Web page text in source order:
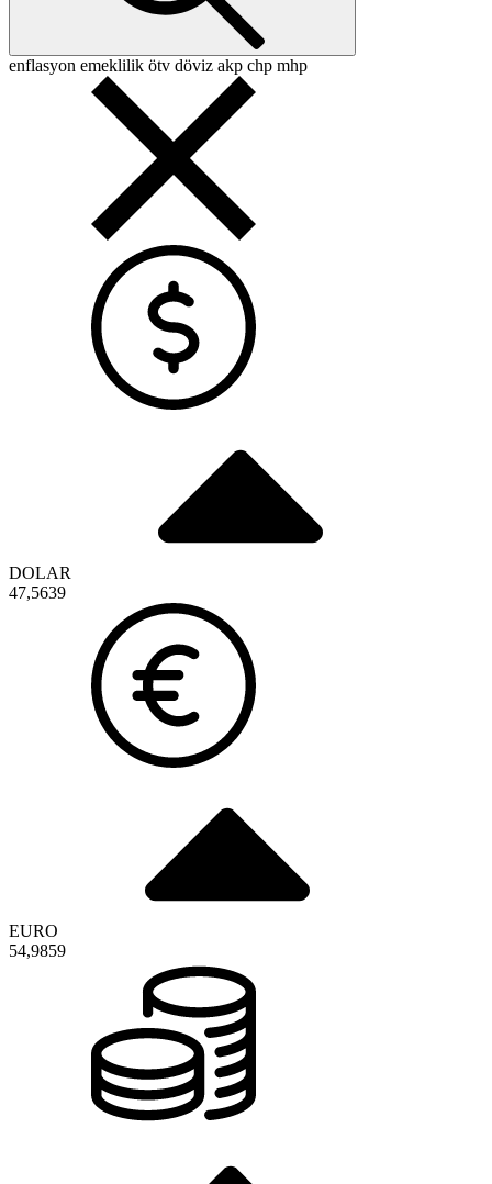
enflasyon emeklilik ötv döviz akp chp mhp
DOLAR
47,5639
EURO
54,9859